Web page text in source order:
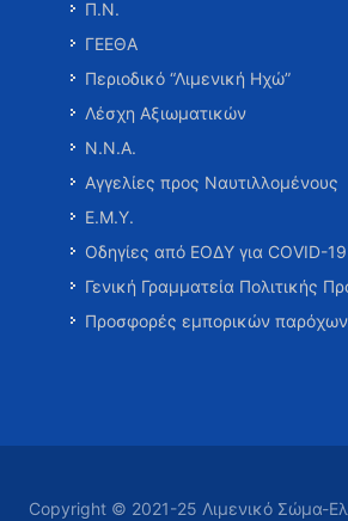
Π.Ν.
ΓΕΕΘΑ
Περιοδικό “Λιμενική Ηχώ”
Λέσχη Αξιωματικών
Ν.Ν.Α.
Αγγελίες προς Ναυτιλλομένους
Ε.Μ.Υ.
Οδηγίες από ΕΟΔΥ για COVID-19
Γενική Γραμματεία Πολιτικής
Προσφορές εμπορικών παρόχων
Copyright © 2021-25 Λιμενικό Σώμα-